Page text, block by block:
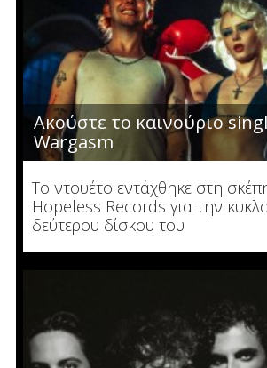
Ακούστε το καινούριο
Wargasm
To ντουέτο εντάχθηκε στη
Hopeless Records για την
δεύτερου δίσκου του